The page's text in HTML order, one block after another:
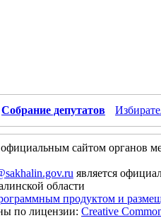
Собрание депутатов
официальным сайтом органов
является
области
продуктом и
по лицензии: Creative